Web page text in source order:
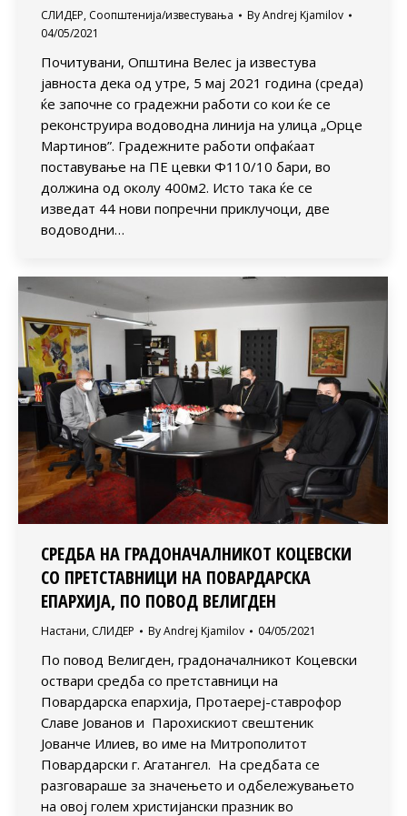
СЛИДЕР, Соопштенија/известувања ByAndrej Kjamilov
04/05/2021
Почитувани, Општина Велес ја известува
јавноста дека од утре, 5 мај 2021 година (среда)
ќе започне со градежни работи со кои ќе се
реконструира водоводна линија на улица „Орце
Мартинов”. Градежните работи опфаќаат
поставување на ПЕ цевки Ф110/10 бари, во
должина од околу 400м2. Исто така ќе се
изведат 44 нови попречни приклучоци, две
водоводни…
СРЕДБА НА ГРАДОНАЧАЛНИКОТ КОЦЕВСКИ
СО ПРЕТСТАВНИЦИ НА ПОВАРДАРСКА
ЕПАРХИЈА, ПО ПОВОД ВЕЛИГДЕН
Настани, СЛИДЕР ByAndrej Kjamilov 04/05/2021
По повод Велигден, градоначалникот Коцевски
оствари средба со претставници на
Повардарска епархија, Протаереј-ставрофор
Славе Јованов и Парохискиот свештеник
Јованче Илиев, во име на Митрополитот
Повардарски г. Агатангел. На средбата се
разговараше за значењето и одбележувањето
на овој голем христијански празник во